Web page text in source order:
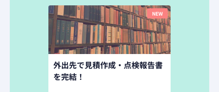
NEW
外出先で見積作成・点検報告書
を完結！